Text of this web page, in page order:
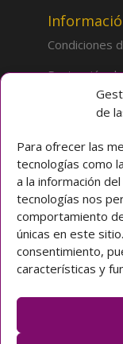
de
Para ofrecer las
tecnologías como
a la información
tecnologías nos
comportamiento
únicas en este
consentimiento,
características y
Condiciones
Protección
Sobre la
Inicio
Mi cuenta
Preguntas
Colegio
Avda. Padre
Teléfono:
Email: